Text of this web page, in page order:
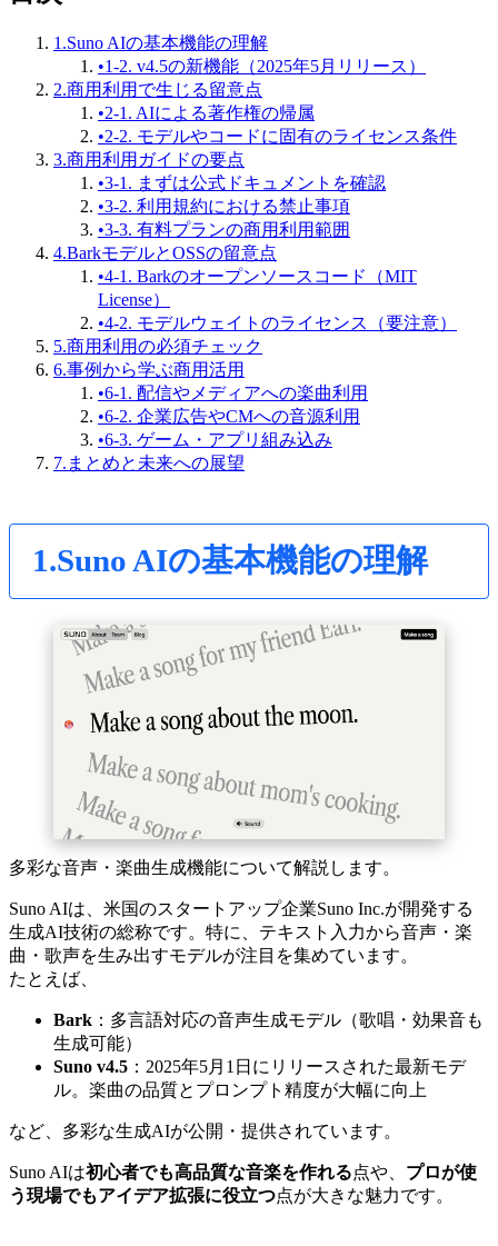
1.Suno AIの基本機能の理解
•1-2. v4.5の新機能（2025年5月リリース）
2.商用利用で生じる留意点
•2-1. AIによる著作権の帰属
•2-2. モデルやコードに固有のライセンス条件
3.商用利用ガイドの要点
•3-1. まずは公式ドキュメントを確認
•3-2. 利用規約における禁止事項
•3-3. 有料プランの商用利用範囲
4.BarkモデルとOSSの留意点
•4-1. Barkのオープンソースコード（MIT
License）
•4-2. モデルウェイトのライセンス（要注意）
5.商用利用の必須チェック
6.事例から学ぶ商用活用
•6-1. 配信やメディアへの楽曲利用
•6-2. 企業広告やCMへの音源利用
•6-3. ゲーム・アプリ組み込み
7.まとめと未来への展望
1.Suno AIの基本機能の理解
多彩な音声・楽曲生成機能について解説します。
Suno AIは、米国のスタートアップ企業Suno Inc.が開発する
生成AI技術の総称です。特に、テキスト入力から音声・楽
曲・歌声を生み出すモデルが注目を集めています。
たとえば、
Bark ：多言語対応の音声生成モデル（歌唱・効果音も
生成可能）
Suno v4.5 ：2025年5月1日にリリースされた最新モデ
ル。楽曲の品質とプロンプト精度が大幅に向上
など、多彩な生成AIが公開・提供されています。
Suno AIは初心者でも高品質な音楽を作れる点や、 プロが使
う現場でもアイデア拡張に役立つ点が大きな魅力です。